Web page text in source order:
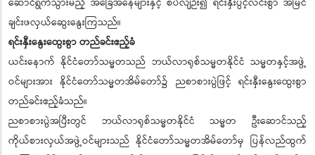
ချင်းဖလှယ်ဆွေးနွေးကြသည်။
ရင်းနှီးနွေးထွေးစွာ တည်ခင်းဧည့်ခံ
ယင်းနောက် နိုင်ငံတော်သမ္မတသည် ဘယ်လာရုစ်သမ္မတနိုင်ငံ သမ္မတနှင့်အဖွဲ့
ဝင်များအား နိုင်ငံတော်သမ္မတအိမ်တော်၌ ညစာစားပွဲဖြင့် ရင်းနှီးနွေးထွေးစွာ
တည်ခင်းဧည့်ခံသည်။
ညစာစားပွဲအပြီးတွင် ဘယ်လာရုစ်သမ္မတနိုင်ငံ သမ္မတ ဦးဆောင်သည့်
ကိုယ်စားလှယ်အဖွဲ့ဝင်များသည် နိုင်ငံတော်သမ္မတအိမ်တော်မှ ပြန်လည်ထွက်